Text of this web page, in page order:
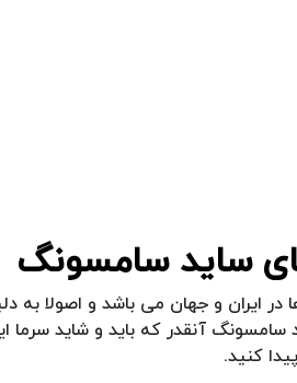
ایران و جهان می باشد و اصولا به
آنقدر که باید و شاید سرما
کنید.